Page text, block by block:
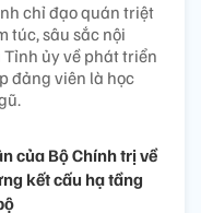
chỉ đạo quán triệt
túc, sâu sắc nội
ủy về phát triển
đảng viên là học
của Bộ Chính trị về
kết cấu hạ tầng